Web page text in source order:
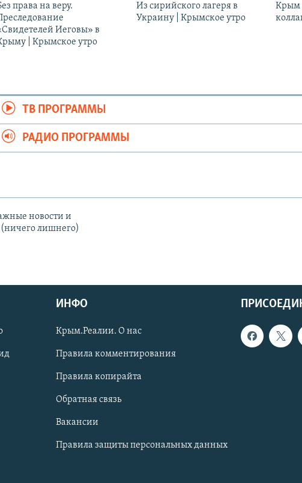
права на веру.
Иеговы» в
| Крымское утро
Из сирийского лагеря в
Украину | Крымское утро
Крым
ТВ ПРОГРАММЫ
РАДИО ПРОГРАММЫ
новости и
лишнего)
ИНФО
Крым.Реалии. О нас
Правила комментирования
Правила копирайта
Обратная связь
Вакансии
Правила защиты персональных данных